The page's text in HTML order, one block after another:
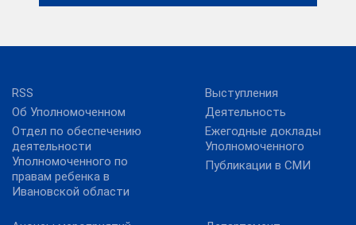
RSS
Об Уполномоченном
Отдел по обеспечению
деятельности
Уполномоченного по
правам ребенка в
Ивановской области
Выступления
Деятельность
Ежегодные доклады
Уполномоченного
Публикации в СМИ